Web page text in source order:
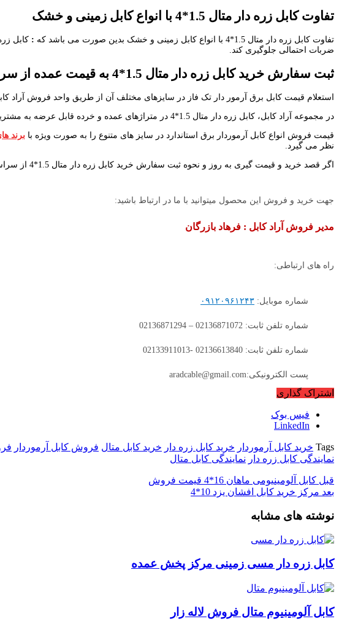
تفاوت کابل زره دار متال 1.5*4 با انواع کابل زمینی و خشک
تفاوت کابل زره دار متال 1.5*4 با انواع کابل زمینی و خشک بدین صورت می باشد که : کابل
ضربات احتمالی جلوگیری کند.
ثبت سفارش خرید کابل زره دار متال 1.5*4 به قیمت عمده از سراسر ایران
استعلام قیمت کابل برق آرمور دار تک فاز در سایزهای مختلف آن از طریق واحد فروش آراد
در مجموعه آراد کابل، کابل زره دار متال 1.5*4 در متراژهای عمده و خرده قابل عرضه به مشتریان عزیز می باشد ولی مطابق درخواست خریدار برای متراژهای بالاتر و سفارشی به صورت قرقره عرضه خواهد شد.
قیمت فروش انواع کابل آرموردار برق استاندارد در سایز های متنوع را به صورت ویژه با برند
نظر می گیرد.
اگر قصد خرید و قیمت گیری به روز و نحوه ثبت سفارش خرید کابل زره دار متال 1.5*4 از سراسر ایران به قیمت عمده، را دارید با واحد فروش آراد کابل در تماس باشید
جهت خرید و فروش این محصول میتوانید با ما در ارتباط باشید:
مدیر فروش آراد کابل : فرهاد بازرگان
راه های ارتباطی:
شماره موبایل: ۰۹۱۲۰۹۶۱۲۴۳
شماره تلفن ثابت: 02136871072 – 02136871294
شماره تلفن ثابت: 02136613840 -02133911013
پست الکترونیکی:aradcable@gmail.com
اشتراک گذاری
فیس بوک
LinkedIn
Tags خرید کابل آرموردار خرید کابل زره دار خرید کابل متال فروش کابل آرموردار
نمایندگی کابل زره دار نمایندگی کابل متال
قبل کابل آلومینیومی ماهان 16*4 قیمت فروش
بعد مرکز خرید کابل افشان یزد 10*4
نوشته های مشابه
کابل زره دار مسی زمینی مرکز پخش عمده
کابل آلومینیوم متال فروش لاله زار